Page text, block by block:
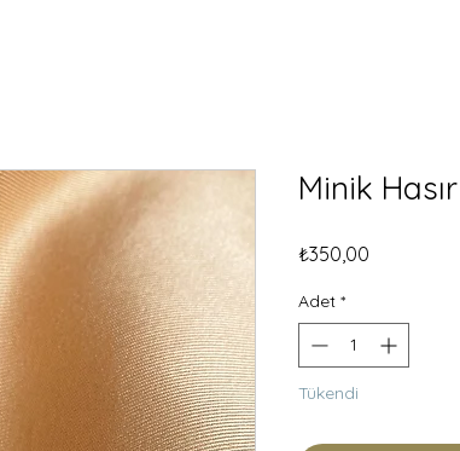
Minik
₺350,00
Adet *
Tükendi